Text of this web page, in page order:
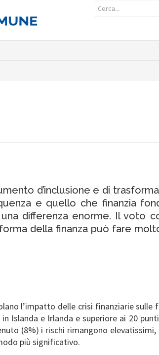
d’inclusione e di
e quello che finanzia
differenza enorme. Il voto
della finanza può fare
l’impatto delle crisi finanziarie sulle
Islanda e Irlanda e superiore ai 20
(8%) i rischi rimangono
più significativo.